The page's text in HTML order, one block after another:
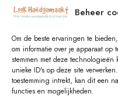
Beheer
Om de beste ervaringen te
om informatie over je apparaat
stemmen met deze
unieke ID's op deze site
toestemming intrekt, kan dit een
functies en mogelijkheden.
CONTACT
Vragen of wensen?
+31 (0)6 229 021 29